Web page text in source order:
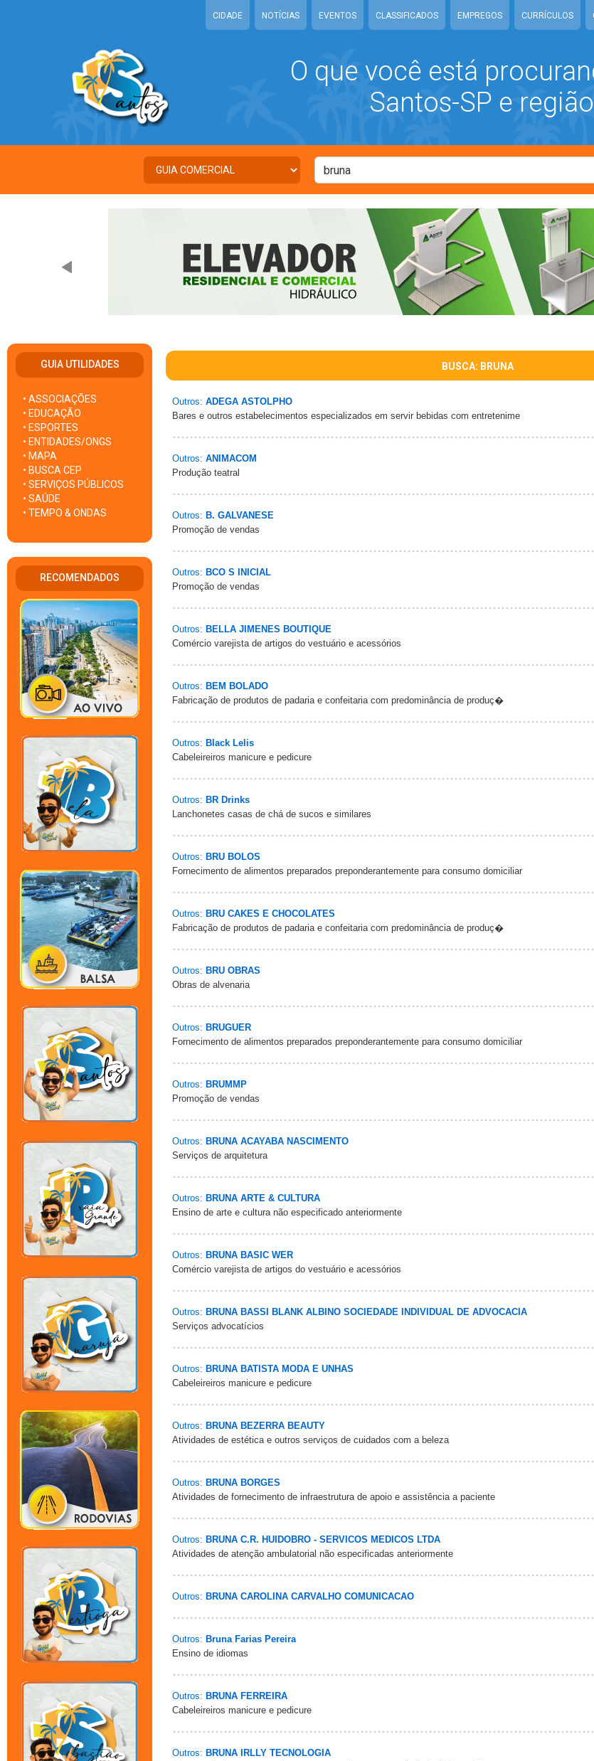
CIDADE NOTÍCIAS EVENTOS CLASSIFICADOS EMPREGOS CURRÍCULOS
O que você está
Santos-SP e
GUIA UTILIDADES
• ASSOCIAÇÕES
• EDUCAÇÃO
• ESPORTES
• ENTIDADES/ONGS
• MAPA
• BUSCA CEP
• SERVIÇOS PÚBLICOS
• SAÚDE
• TEMPO & ONDAS
RECOMENDADOS
BUSCA: BRUNA
Outros: ADEGA ASTOLPHO
Bares e outros estabelecimentos especializados em servir bebidas com entretenime
Outros: ANIMACOM
Produção teatral
Outros: B. GALVANESE
Promoção de vendas
Outros: BCO S INICIAL
Promoção de vendas
Outros: BELLA JIMENES BOUTIQUE
Comércio varejista de artigos do vestuário e acessórios
Outros: BEM BOLADO
Fabricação de produtos de padaria e confeitaria com predominância de produç�
Outros: Black Lelis
Cabeleireiros manicure e pedicure
Outros: BR Drinks
Lanchonetes casas de chá de sucos e similares
Outros: BRU BOLOS
Fornecimento de alimentos preparados preponderantemente para consumo domiciliar
Outros: BRU CAKES E CHOCOLATES
Fabricação de produtos de padaria e confeitaria com predominância de produç�
Outros: BRU OBRAS
Obras de alvenaria
Outros: BRUGUER
Fornecimento de alimentos preparados preponderantemente para consumo domiciliar
Outros: BRUMMP
Promoção de vendas
Outros: BRUNA ACAYABA NASCIMENTO
Serviços de arquitetura
Outros: BRUNA ARTE & CULTURA
Ensino de arte e cultura não especificado anteriormente
Outros: BRUNA BASIC WER
Comércio varejista de artigos do vestuário e acessórios
Outros: BRUNA BASSI BLANK ALBINO SOCIEDADE INDIVIDUAL DE ADVOCACIA
Serviços advocatícios
Outros: BRUNA BATISTA MODA E UNHAS
Cabeleireiros manicure e pedicure
Outros: BRUNA BEZERRA BEAUTY
Atividades de estética e outros serviços de cuidados com a beleza
Outros: BRUNA BORGES
Atividades de fornecimento de infraestrutura de apoio e assistência a paciente
Outros: BRUNA C.R. HUIDOBRO - SERVICOS MEDICOS LTDA
Atividades de atenção ambulatorial não especificadas anteriormente
Outros: BRUNA CAROLINA CARVALHO COMUNICACAO
Outros: Bruna Farias Pereira
Ensino de idiomas
Outros: BRUNA FERREIRA
Cabeleireiros manicure e pedicure
Outros: BRUNA IRLLY TECNOLOGIA